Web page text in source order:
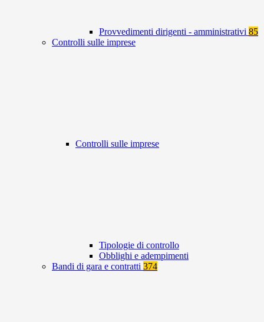
Provvedimenti dirigenti - amministrativi 85
Controlli sulle imprese
Controlli sulle imprese
Tipologie di controllo
Obblighi e adempimenti
Bandi di gara e contratti 374